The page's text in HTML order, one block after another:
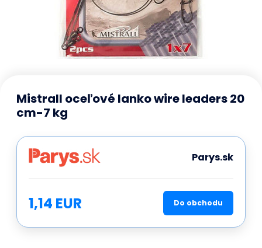
Mistrall oceľové lanko wire leaders 20
cm-7 kg
Parys.sk
1,14 EUR Do obchodu